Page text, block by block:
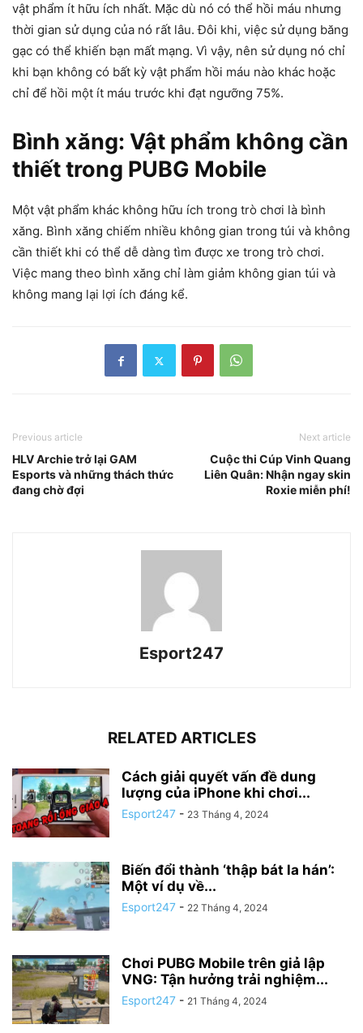
vật phẩm ít hữu ích nhất. Mặc dù nó có thể hồi máu nhưng
thời gian sử dụng của nó rất lâu. Đôi khi, việc sử dụng băng
gạc có thể khiến bạn mất mạng. Vì vậy, nên sử dụng nó chỉ
khi bạn không có bất kỳ vật phẩm hồi máu nào khác hoặc
chỉ để hồi một ít máu trước khi đạt ngưỡng 75%.
Bình xăng: Vật phẩm không cần
thiết trong PUBG Mobile
Một vật phẩm khác không hữu ích trong trò chơi là bình
xăng. Bình xăng chiếm nhiều không gian trong túi và không
cần thiết khi có thể dễ dàng tìm được xe trong trò chơi.
Việc mang theo bình xăng chỉ làm giảm không gian túi và
không mang lại lợi ích đáng kể.
Previous article
HLV Archie trở lại GAM
Esports và những thách thức
đang chờ đợi
Next article
Cuộc thi Cúp Vinh Quang
Liên Quân: Nhận ngay skin
Roxie miễn phí!
Esport247
RELATED ARTICLES
Cách giải quyết vấn đề dung
lượng của iPhone khi chơi...
Esport247 - 23 Tháng 4, 2024
Biến đổi thành ‘thập bát la hán’:
Một ví dụ về...
Esport247 - 22 Tháng 4, 2024
Chơi PUBG Mobile trên giả lập
VNG: Tận hưởng trải nghiệm...
Esport247 - 21 Tháng 4, 2024